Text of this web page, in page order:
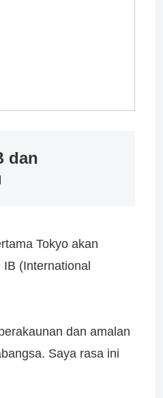
dan
Tokyo akan
(International
dan amalan
Saya rasa ini